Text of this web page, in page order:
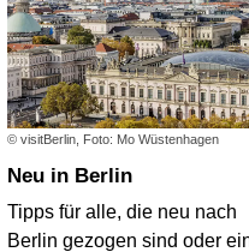
© visitBerlin, Foto: Mo Wüstenhagen
Neu in Berlin
Tipps für alle, die neu nach
Berlin gezogen sind oder